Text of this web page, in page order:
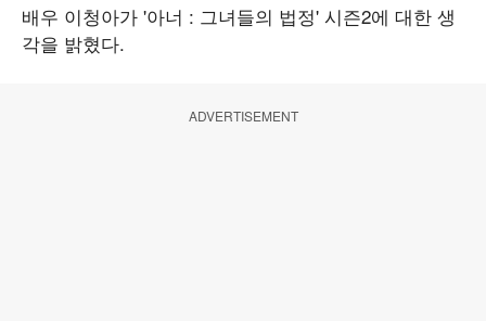
배우 이청아가 '아너 : 그녀들의 법정' 시즌2에 대한 생
각을 밝혔다.
ADVERTISEMENT